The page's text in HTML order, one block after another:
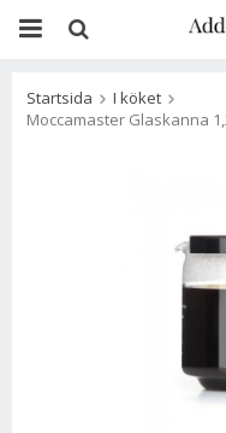
Startsida
I köket
Moccamaster Glaskanna